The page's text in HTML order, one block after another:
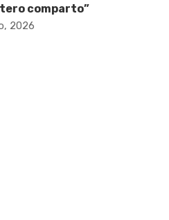
comparto”
2026